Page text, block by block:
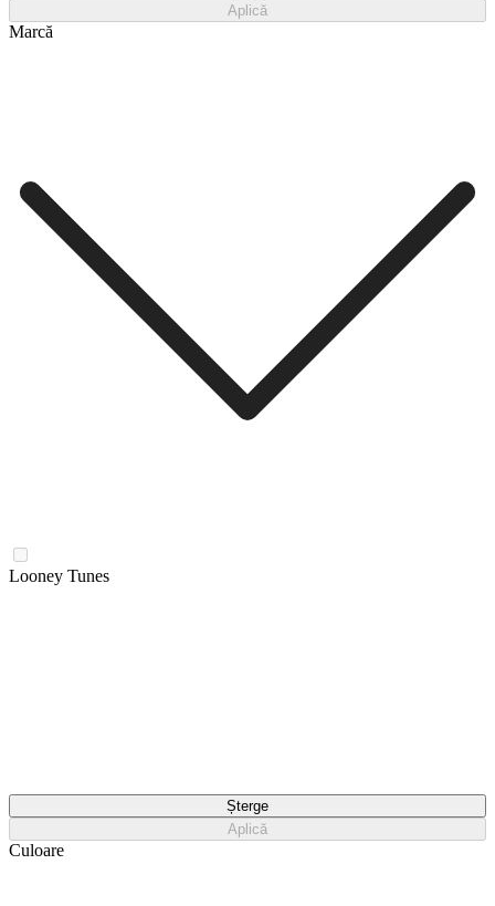
Aplică
Marcă
Looney Tunes
Șterge
Aplică
Culoare